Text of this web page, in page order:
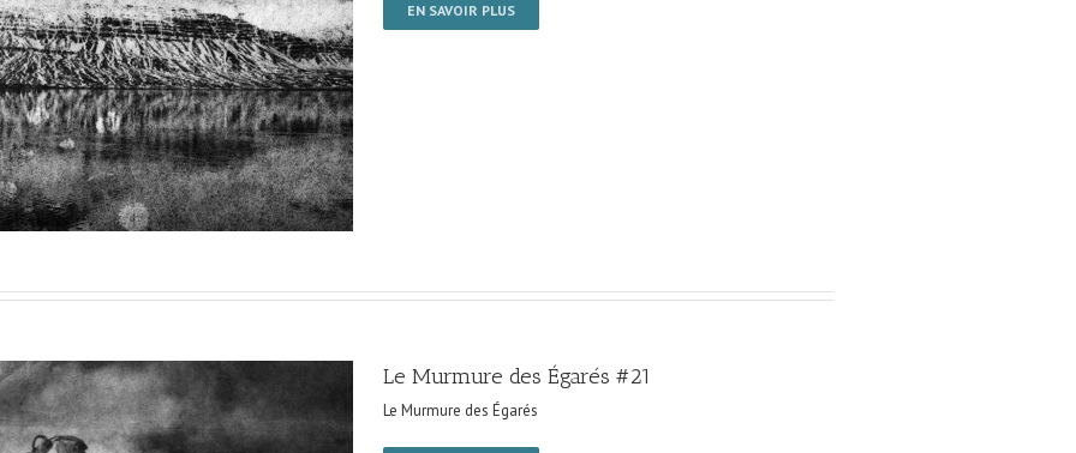
EN SAVOIR PLUS
Le Murmure des Égarés #21
Le Murmure des Égarés